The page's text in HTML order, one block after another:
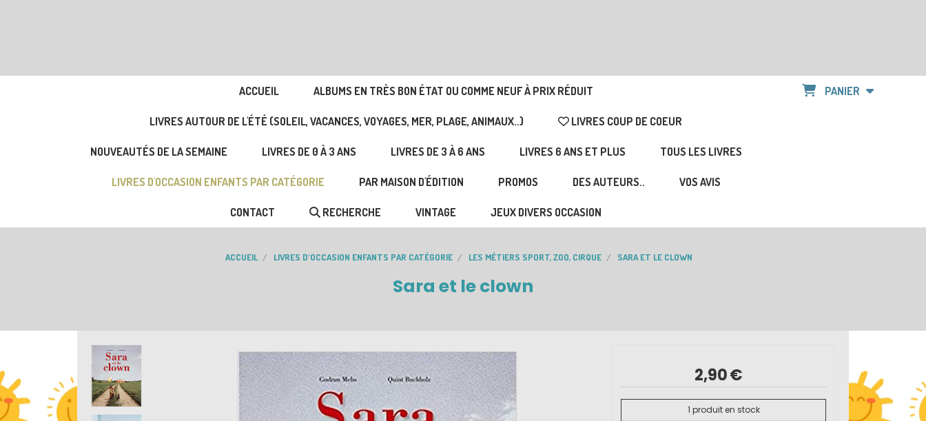
ACCUEIL ALBUMS EN TRÈS BON ÉTAT OU COMME NEUF À PRIX RÉDUIT
LIVRES AUTOUR DE L'ÉTÉ (SOLEIL, VACANCES, VOYAGES, MER, PLAGE, ANIMAUX..) LIVRES COUP DE COEUR
NOUVEAUTÉS DE LA SEMAINE LIVRES DE 0 À 3 ANS LIVRES DE 3 À 6 ANS LIVRES 6 ANS ET PLUS TOUS LES LIVRES
LIVRES D'OCCASION ENFANTS PAR CATÉGORIE PAR MAISON D'ÉDITION PROMOS DES AUTEURS.. VOS AVIS
CONTACT RECHERCHE VINTAGE JEUX DIVERS OCCASION
PANIER
ACCUEIL LIVRES D'OCCASION ENFANTS PAR CATÉGORIE LES MÉTIERS SPORT, ZOO, CIRQUE SARA ET LE CLOWN
Sara et le clown
2,90€
1 produit en stock